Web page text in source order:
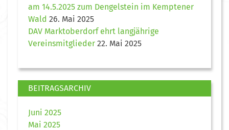
am 14.5.2025 zum Dengelstein im Kemptener
Wald 26. Mai 2025
DAV Marktoberdorf ehrt langjährige
Vereinsmitglieder 22. Mai 2025
BEITRAGSARCHIV
Juni 2025
Mai 2025